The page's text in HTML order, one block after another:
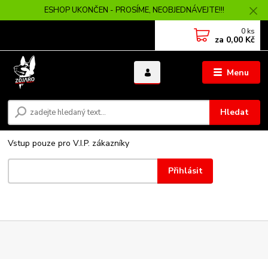
ESHOP UKONČEN - PROSÍME, NEOBJEDNÁVEJTE!!!
Menu
Hledat
0 ks
za 0,00 Kč
Vstup pouze pro V.I.P. zákazníky